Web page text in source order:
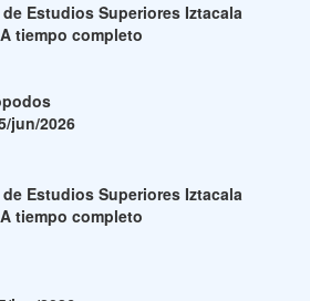
Estudios Superiores Iztacala
tiempo completo
jun/2026
Estudios Superiores Iztacala
tiempo completo